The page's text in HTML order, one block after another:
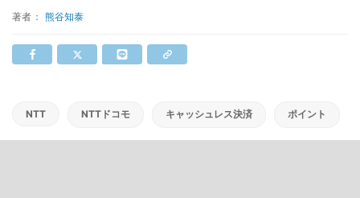
著者： 熊谷知泰
NTT NTTドコモ キャッシュレス決済 ポイント